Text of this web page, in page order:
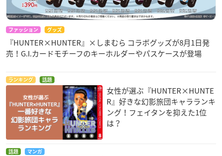
ファッション グッズ
『HUNTER×HUNTER』×しまむら コラボグッズが8月1日発
売！G.I.カードモチーフのキーホルダーやパスケースが登場
ランキング 話題
女性が選ぶ『HUNTER×HUNTE
R』好きな幻影旅団キャラランキ
ング！フェイタンを抑えた1位
は？
話題 マンガ